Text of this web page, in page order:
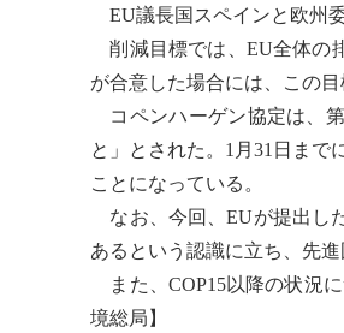
EU議長国スペインと欧州
削減目標では、EU全体の
が合意した場合には、この目
コペンハーゲン協定は、第
と」とされた。1月31日まで
ことになっている。
なお、今回、EUが提出し
あるという認識に立ち、先
また、COP15以降の状況
境総局】